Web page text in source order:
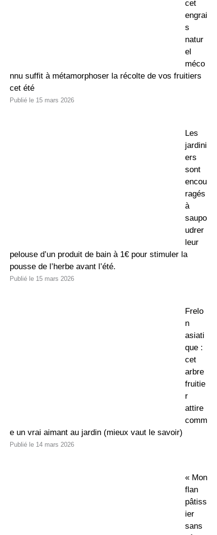
cet
engrai
s
natur
el
méco
nnu suffit à métamorphoser la récolte de vos fruitiers
cet été
15 mars 2026
Les
jardini
ers
sont
encou
ragés
à
saupo
udrer
leur
pelouse d’un produit de bain à 1€ pour stimuler la
pousse de l’herbe avant l’été.
15 mars 2026
Frelo
n
asiati
que :
cet
arbre
fruitie
r
attire
comm
e un vrai aimant au jardin (mieux vaut le savoir)
14 mars 2026
« Mon
flan
pâtiss
ier
sans